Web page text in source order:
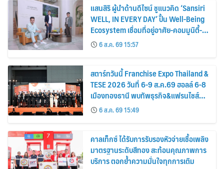
แสนสิริ ผู้นำด้านดีไซน์ ชูแนวคิด ‘Sansiri
WELL, IN EVERY DAY’ ปั้น Well-Being
Ecosystem เชื่อมที่อยู่อาศัย-คอมมูนิตี้-
บริการ-ไลฟ์สไตล์ เซ็ตมาตรฐานใหม่อสัง
หาฯ ไทย
6 ส.ค. 69 15:57
สตาร์ทวันนี้ Franchise Expo Thailand &
TESE 2026 วันที่ 6-9 ส.ค.69 ฮอลล์ 6-8
เมืองทองธานี พบทัพธุรกิจ&แฟรนไชส์
ซัพพลายเออร์สินค้า เติมรายได้ช่วย
เศรษฐกิจไทย
6 ส.ค. 69 15:49
คาลเท็กซ์ ได้รับการรับรองหัวจ่ายเชื้อเพลิง
มาตรฐานระดับสีทอง สะท้อนคุณภาพการ
บริการ ตอกย้ำความมั่นใจทุกการเติม